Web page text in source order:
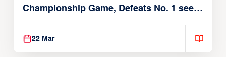
Championship Game, Defeats No. 1 seed
Alvark Tokyo
22 Mar